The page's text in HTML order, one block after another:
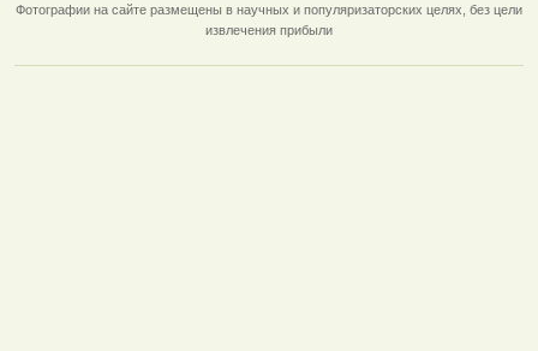
Фотографии на сайте размещены в научных и популяризаторских целях, без цели
извлечения прибыли